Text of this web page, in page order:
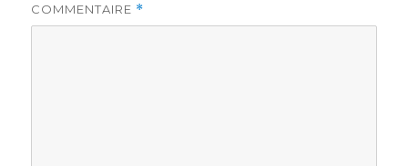
COMMENTAIRE *